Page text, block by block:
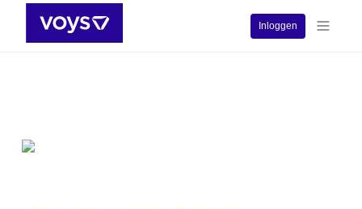
Inloggen